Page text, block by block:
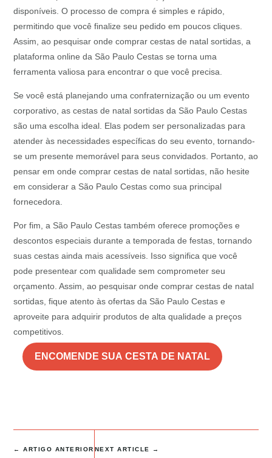
disponíveis. O processo de compra é simples e rápido,
permitindo que você finalize seu pedido em poucos cliques.
Assim, ao pesquisar onde comprar cestas de natal sortidas, a
plataforma online da São Paulo Cestas se torna uma
ferramenta valiosa para encontrar o que você precisa.
Se você está planejando uma confraternização ou um evento
corporativo, as cestas de natal sortidas da São Paulo Cestas
são uma escolha ideal. Elas podem ser personalizadas para
atender às necessidades específicas do seu evento, tornando-
se um presente memorável para seus convidados. Portanto, ao
pensar em onde comprar cestas de natal sortidas, não hesite
em considerar a São Paulo Cestas como sua principal
fornecedora.
Por fim, a São Paulo Cestas também oferece promoções e
descontos especiais durante a temporada de festas, tornando
suas cestas ainda mais acessíveis. Isso significa que você
pode presentear com qualidade sem comprometer seu
orçamento. Assim, ao pesquisar onde comprar cestas de natal
sortidas, fique atento às ofertas da São Paulo Cestas e
aproveite para adquirir produtos de alta qualidade a preços
competitivos.
ENCOMENDE SUA CESTA DE NATAL
←ARTIGO ANTERIOR NEXT ARTICLE →